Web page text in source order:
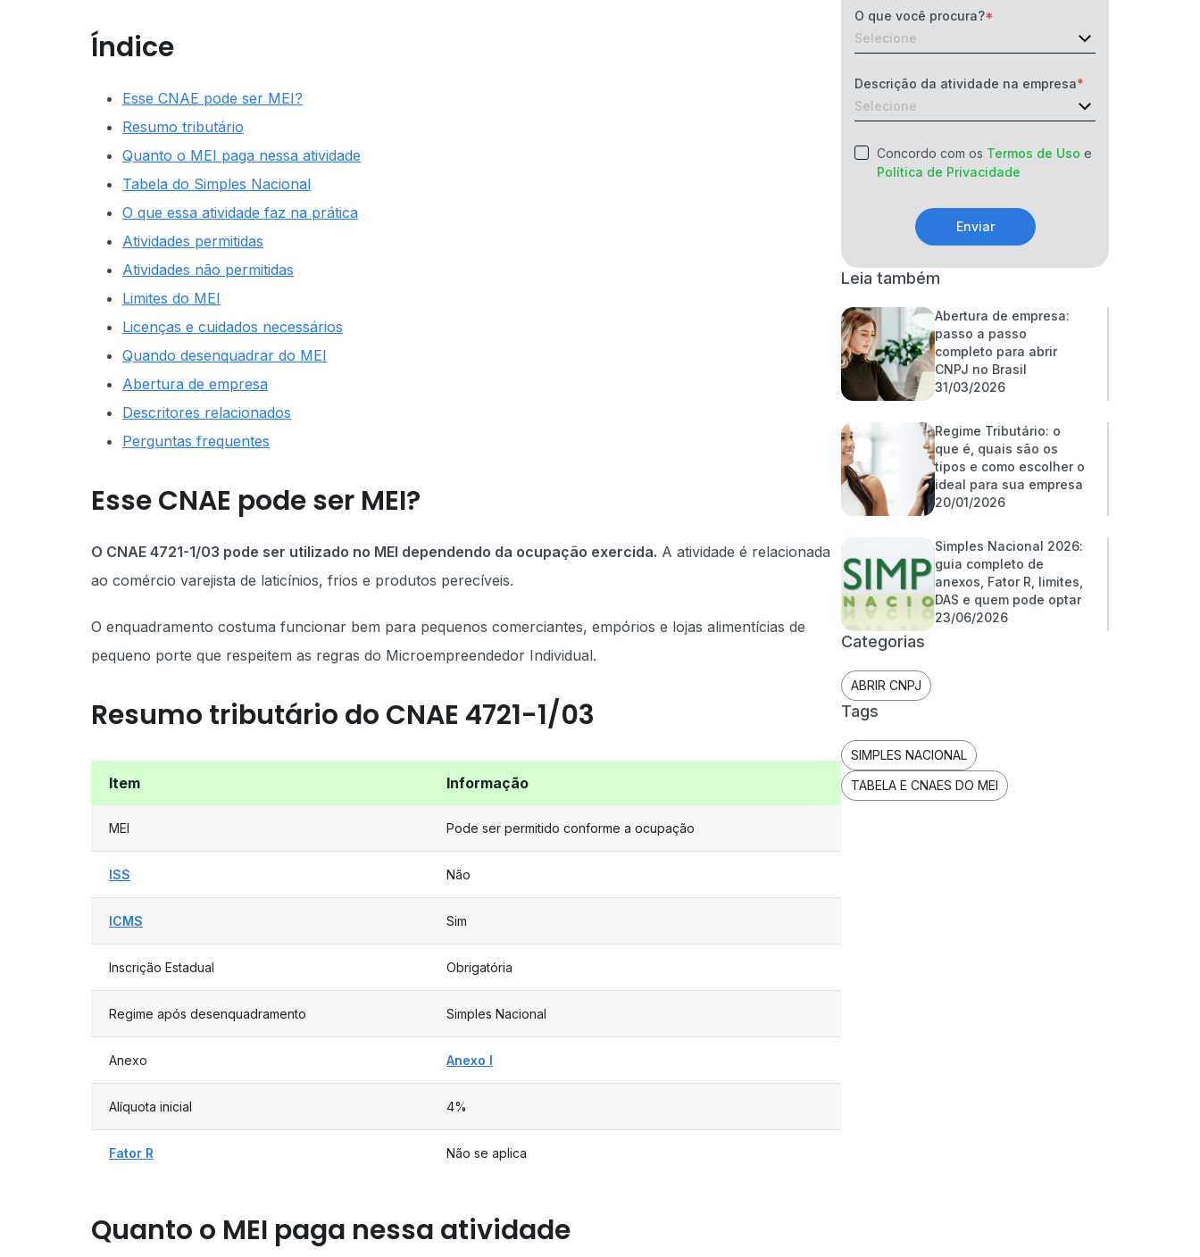
Índice
Esse CNAE pode ser MEI?
Resumo tributário
Quanto o MEI paga nessa atividade
Tabela do Simples Nacional
O que essa atividade faz na prática
Atividades permitidas
Atividades não permitidas
Limites do MEI
Licenças e cuidados necessários
Quando desenquadrar do MEI
Abertura de empresa
Descritores relacionados
Perguntas frequentes
Esse CNAE pode ser MEI?
O CNAE 4721-1/03 pode ser utilizado no MEI dependendo da ocupação exercida. A atividade é relacionada
ao comércio varejista de laticínios, frios e produtos perecíveis.
O enquadramento costuma funcionar bem para pequenos comerciantes, empórios e lojas alimentícias de
pequeno porte que respeitem as regras do Microempreendedor Individual.
Resumo tributário do CNAE 4721-1/03
Item Informação
MEI Pode ser permitido conforme a ocupação
ISS Não
ICMS Sim
Inscrição Estadual Obrigatória
Regime após desenquadramento Simples Nacional
Anexo Anexo I
Alíquota inicial 4%
Fator R Não se aplica
Quanto o MEI paga nessa atividade
O que você procura?
Descrição da atividade na empresa
Concordo com os Termos de Uso e
Política de Privacidade
Enviar
Leia também
Abertura de empresa:
passo a passo
completo para abrir
CNPJ no Brasil
31/03/2026
Regime Tributário: o
que é, quais são os
tipos e como escolher o
ideal para sua empresa
20/01/2026
Simples Nacional 2026:
guia completo de
anexos, Fator R, limites,
DAS e quem pode optar
23/06/2026
Categorias
ABRIR CNPJ
Tags
SIMPLES NACIONAL
TABELA E CNAES DO MEI